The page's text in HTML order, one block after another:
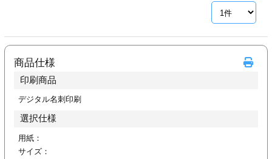
印刷
印刷
カード印刷
フォルダー
ファイル印刷
ァイル印刷
商品仕様
印刷商品
デジタル名刺印刷
選択仕様
用紙：
サイズ：